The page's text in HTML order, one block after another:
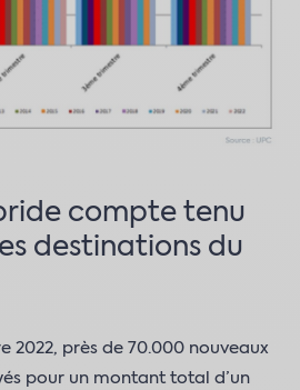
compte tenu
destinations du
2022, près de 70.000 nouveaux
pour un montant total d’un